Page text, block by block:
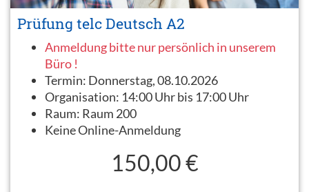
Prüfung telc Deutsch A2
Anmeldung bitte nur persönlich in unserem
Büro !
Termin: Donnerstag, 08.10.2026
Organisation: 14:00 Uhr bis 17:00 Uhr
Raum: Raum 200
Keine Online-Anmeldung
150,00 €